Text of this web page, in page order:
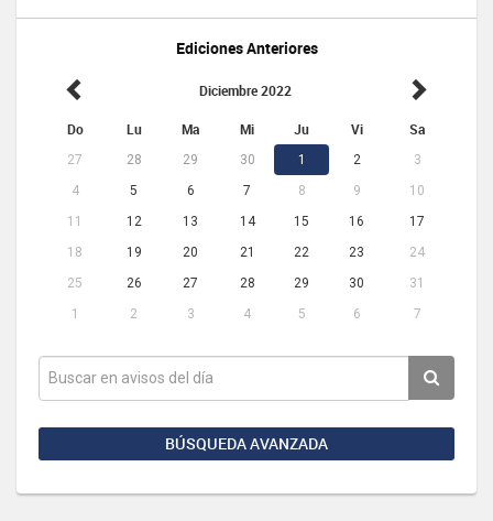
Ediciones Anteriores
Diciembre 2022
Do Lu Ma Mi Ju Vi Sa
27 28 29 30 1 2
3
4
5 6 7 8 9
10
11
12 13 14 15 16
17
18
19 20 21 22 23
24
25
26 27 28 29 30
31
1
2 3 4 5 6 7
BÚSQUEDA AVANZADA